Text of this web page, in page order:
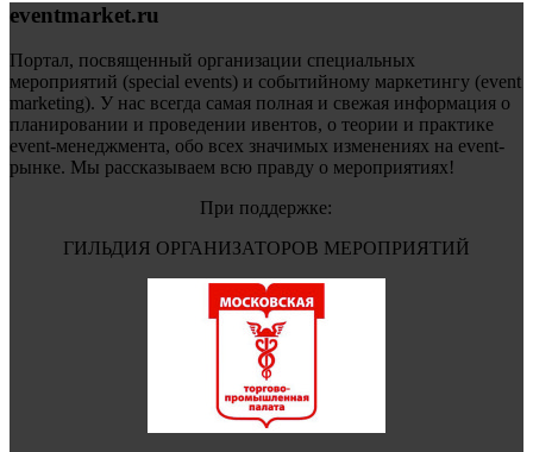
eventmarket.ru
Портал, посвященный организации специальных
мероприятий (special events) и событийному маркетингу (event
marketing). У нас всегда самая полная и свежая информация о
планировании и проведении ивентов, о теории и практике
event-менеджмента, обо всех значимых изменениях на event-
рынке. Мы рассказываем всю правду о мероприятиях!
При поддержке:
ГИЛЬДИЯ ОРГАНИЗАТОРОВ МЕРОПРИЯТИЙ